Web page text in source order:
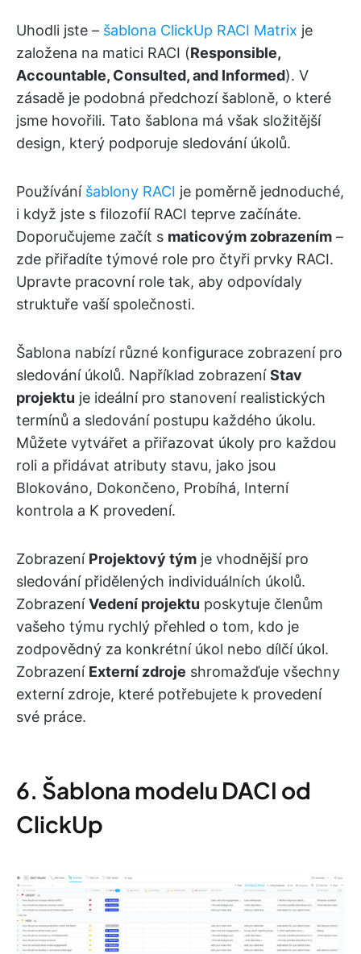
Uhodli jste – šablona ClickUp RACI Matrix je
založena na matici RACI (Responsible,
Accountable, Consulted, and Informed). V
zásadě je podobná předchozí šabloně, o které
jsme hovořili. Tato šablona má však složitější
design, který podporuje sledování úkolů.
Používání šablony RACI je poměrně jednoduché,
i když jste s filozofií RACI teprve začínáte.
Doporučujeme začít s maticovým zobrazením –
zde přiřadíte týmové role pro čtyři prvky RACI.
Upravte pracovní role tak, aby odpovídaly
struktuře vaší společnosti.
Šablona nabízí různé konfigurace zobrazení pro
sledování úkolů. Například zobrazeníStav
projektu je ideální pro stanovení realistických
termínů a sledování postupu každého úkolu.
Můžete vytvářet a přiřazovat úkoly pro každou
roli a přidávat atributy stavu, jako jsou
Blokováno, Dokončeno, Probíhá, Interní
kontrola a K provedení.
Zobrazení Projektový tým je vhodnější pro
sledování přidělených individuálních úkolů.
ZobrazeníVedení projektu poskytuje členům
vašeho týmu rychlý přehled o tom, kdo je
zodpovědný za konkrétní úkol nebo dílčí úkol.
Zobrazení Externí zdroje shromažďuje všechny
externí zdroje, které potřebujete k provedení
své práce.
6. Šablona modelu DACI od
ClickUp